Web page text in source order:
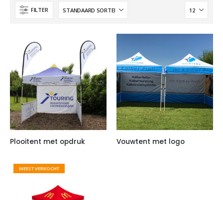
FILTER
Plooitent met opdruk Vouwtent met logo
MEEST VERKOCHT